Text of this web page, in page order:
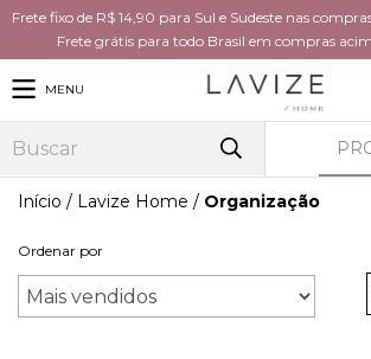
Frete fixo de R$ 14,90 para Sul e Sudeste nas
Frete grátis para todo Brasil em compras
MENU
Início / Lavize Home / Organização
Ordenar por